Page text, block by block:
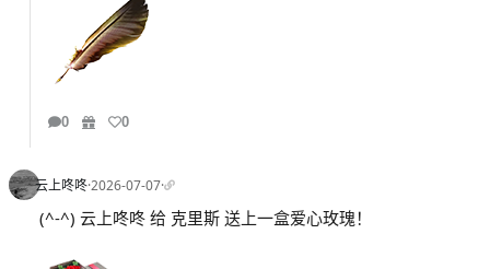
0 0
云上咚咚·2026-07-07·
(^-^) 云上咚咚 给 克里斯 送上一盒爱心玫瑰！